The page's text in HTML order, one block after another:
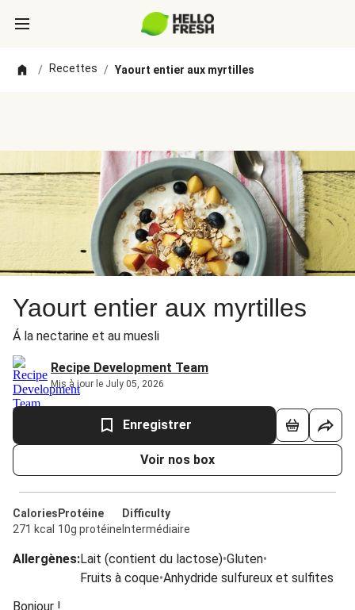
/ Recettes / Yaourt entier aux myrtilles
Yaourt entier aux myrtilles
Á la nectarine et au muesli
Recipe Development Team
Mis à jour le July 05, 2026
Enregistrer
Voir nos box
Calories
271 kcal
Protéine
10g protéine
Difficulty
Intermédiaire
Allergènes:Lait (contient du lactose)•Gluten•
Fruits à coque•Anhydride sulfureux et sulfites
Bonjour !